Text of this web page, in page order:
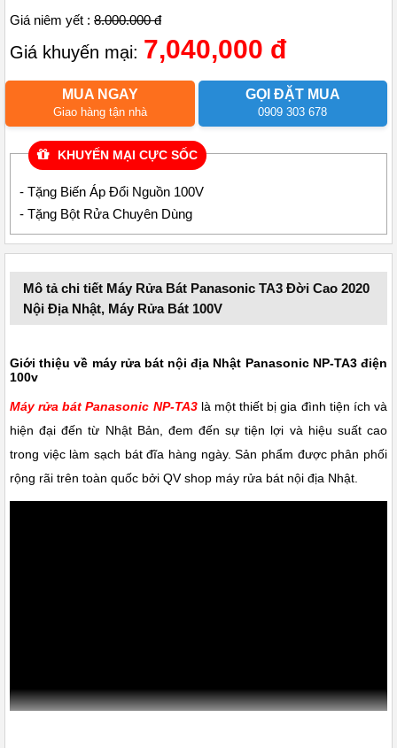
Giá niêm yết : 8.000.000 đ
Giá khuyến mại: 7,040,000 đ
MUA NGAY
Giao hàng tận nhà
GỌI ĐẶT MUA
0909 303 678
KHUYẾN MẠI CỰC SỐC
- Tặng Biến Áp Đổi Nguồn 100V
- Tặng Bột Rửa Chuyên Dùng
Mô tả chi tiết Máy Rửa Bát Panasonic TA3 Đời Cao 2020
Nội Địa Nhật, Máy Rửa Bát 100V
Giới thiệu về máy rửa bát nội địa Nhật Panasonic NP-TA3 điện
100v
Máy rửa bát Panasonic NP-TA3là một thiết bị gia đình tiện ích và
hiện đại đến từ Nhật Bản, đem đến sự tiện lợi và hiệu suất cao
trong việc làm sạch bát đĩa hàng ngày. Sản phẩm được phân phối
rộng rãi trên toàn quốc bởi QV shop máy rửa bát nội địa Nhật.